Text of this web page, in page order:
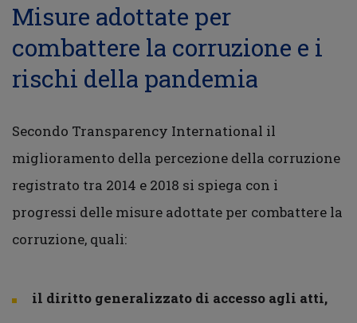
Misure adottate per
combattere la corruzione e i
rischi della pandemia
Secondo Transparency International il
miglioramento della percezione della corruzione
registrato tra 2014 e 2018 si spiega con i
progressi delle misure adottate per combattere la
corruzione, quali:
il diritto generalizzato di accesso agli atti,